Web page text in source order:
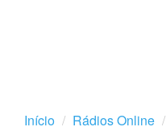
Início Rádios Online